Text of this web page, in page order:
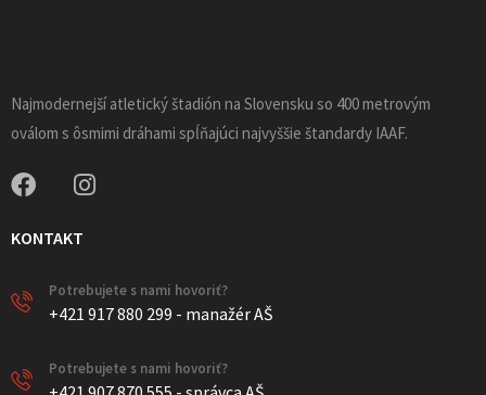
Najmodernejší atletický štadión na Slovensku so 400 metrovým
oválom s ôsmimi dráhami spĺňajúci najvyššie štandardy IAAF.
KONTAKT
Potrebujete s nami hovoriť?
+421 917 880 299 - manažér AŠ
Potrebujete s nami hovoriť?